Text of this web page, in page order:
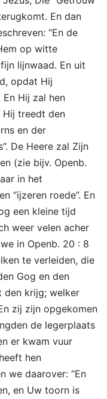
En dan
“En de
op witte
lijnwaad. En uit
opdat Hij
Hij zal hen
Hij treedt den
en der
De Heere zal Zijn
(zie bijv. Openb.
in het
“ijzeren roede”. En
een kleine tijd
weer velen acher
in Openb. 20 : 8
te verleiden, die
Gog en den
den krijg; welker
zij zijn opgekomen
de legerplaats
er kwam vuur
hen
we daarover: “En
en Uw toorn is